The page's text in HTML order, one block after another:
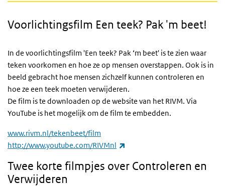
Voorlichtingsfilm Een teek? Pak 'm beet!
In de voorlichtingsfilm 'Een teek? Pak ‘m beet' is te zien waar
teken voorkomen en hoe ze op mensen overstappen. Ook is in
beeld gebracht hoe mensen zichzelf kunnen controleren en
hoe ze een teek moeten verwijderen.
De film is te downloaden op de website van het RIVM. Via
YouTube is het mogelijk om de film te embedden.
www.rivm.nl/tekenbeet/film
http://www.youtube.com/RIVMnl
Twee korte filmpjes over Controleren en
Verwijderen